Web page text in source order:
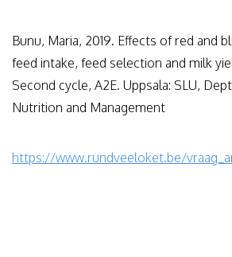
Bunu, Maria, 2019. Effects of red and
feed intake, feed selection and milk
Second cycle, A2E. Uppsala: SLU,
Nutrition and Management
https://www.rundveeloket.be/